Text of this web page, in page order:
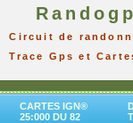
Circuit de
Trace Gps et
CARTES IGN®
25:000 DU 82